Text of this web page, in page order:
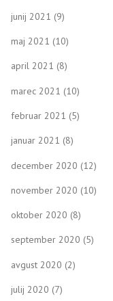
junij 2021 (9)
maj 2021 (10)
april 2021 (8)
marec 2021 (10)
februar 2021 (5)
januar 2021 (8)
december 2020 (12)
november 2020 (10)
oktober 2020 (8)
september 2020 (5)
avgust 2020 (2)
julij 2020 (7)